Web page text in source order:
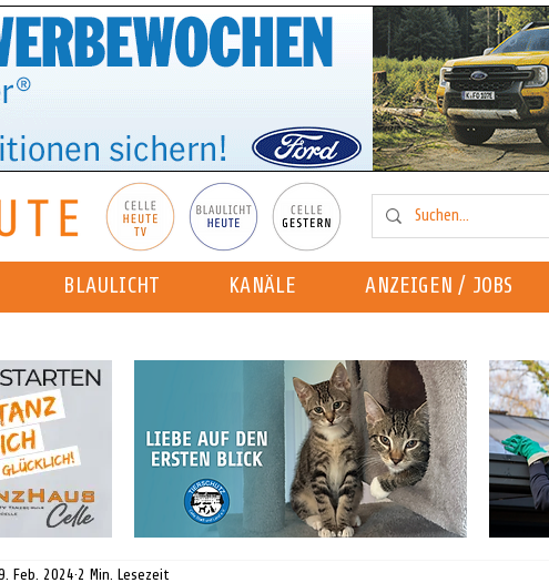
BLAULICHT KANÄLE ANZEIGEN / JOBS
Feb. 2024 2 Min. Lesezeit